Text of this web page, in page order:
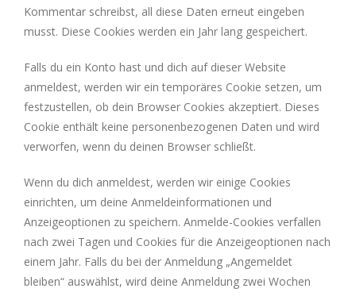
Kommentar schreibst, all diese Daten erneut eingeben
musst. Diese Cookies werden ein Jahr lang gespeichert.
Falls du ein Konto hast und dich auf dieser Website
anmeldest, werden wir ein temporäres Cookie setzen, um
festzustellen, ob dein Browser Cookies akzeptiert. Dieses
Cookie enthält keine personenbezogenen Daten und wird
verworfen, wenn du deinen Browser schließt.
Wenn du dich anmeldest, werden wir einige Cookies
einrichten, um deine Anmeldeinformationen und
Anzeigeoptionen zu speichern. Anmelde-Cookies verfallen
nach zwei Tagen und Cookies für die Anzeigeoptionen nach
einem Jahr. Falls du bei der Anmeldung „Angemeldet
bleiben“ auswählst, wird deine Anmeldung zwei Wochen